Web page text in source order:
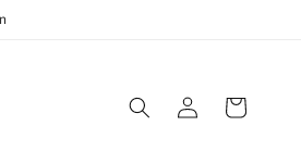
Log
in
Cart